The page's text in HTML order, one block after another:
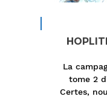
La
tome 2
Certes,